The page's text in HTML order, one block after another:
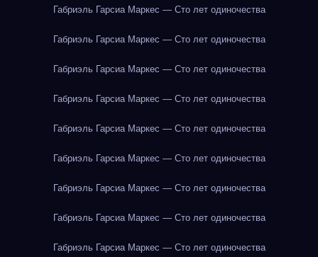
Габриэль Гарсиа Маркес — Сто лет одиночества
Габриэль Гарсиа Маркес — Сто лет одиночества
Габриэль Гарсиа Маркес — Сто лет одиночества
Габриэль Гарсиа Маркес — Сто лет одиночества
Габриэль Гарсиа Маркес — Сто лет одиночества
Габриэль Гарсиа Маркес — Сто лет одиночества
Габриэль Гарсиа Маркес — Сто лет одиночества
Габриэль Гарсиа Маркес — Сто лет одиночества
Габриэль Гарсиа Маркес — Сто лет одиночества